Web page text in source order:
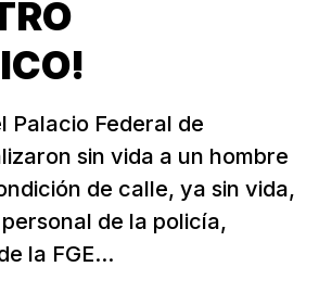
Palacio Federal de
sin vida a un hombre
de calle, ya sin vida,
de la policía,
la FGE...